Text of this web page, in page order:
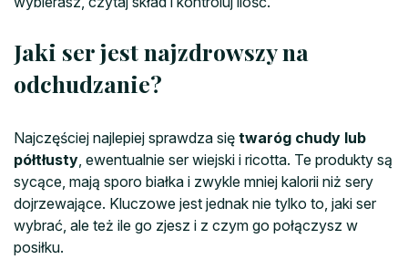
Jaki ser jest najzdrowszy na
odchudzanie?
Najczęściej najlepiej sprawdza się twaróg chudy lub
półtłusty , ewentualnie ser wiejski i ricotta. Te produkty są
sycące, mają sporo białka i zwykle mniej kalorii niż sery
dojrzewające. Kluczowe jest jednak nie tylko to, jaki ser
wybrać, ale też ile go zjesz i z czym go połączysz w
posiłku.